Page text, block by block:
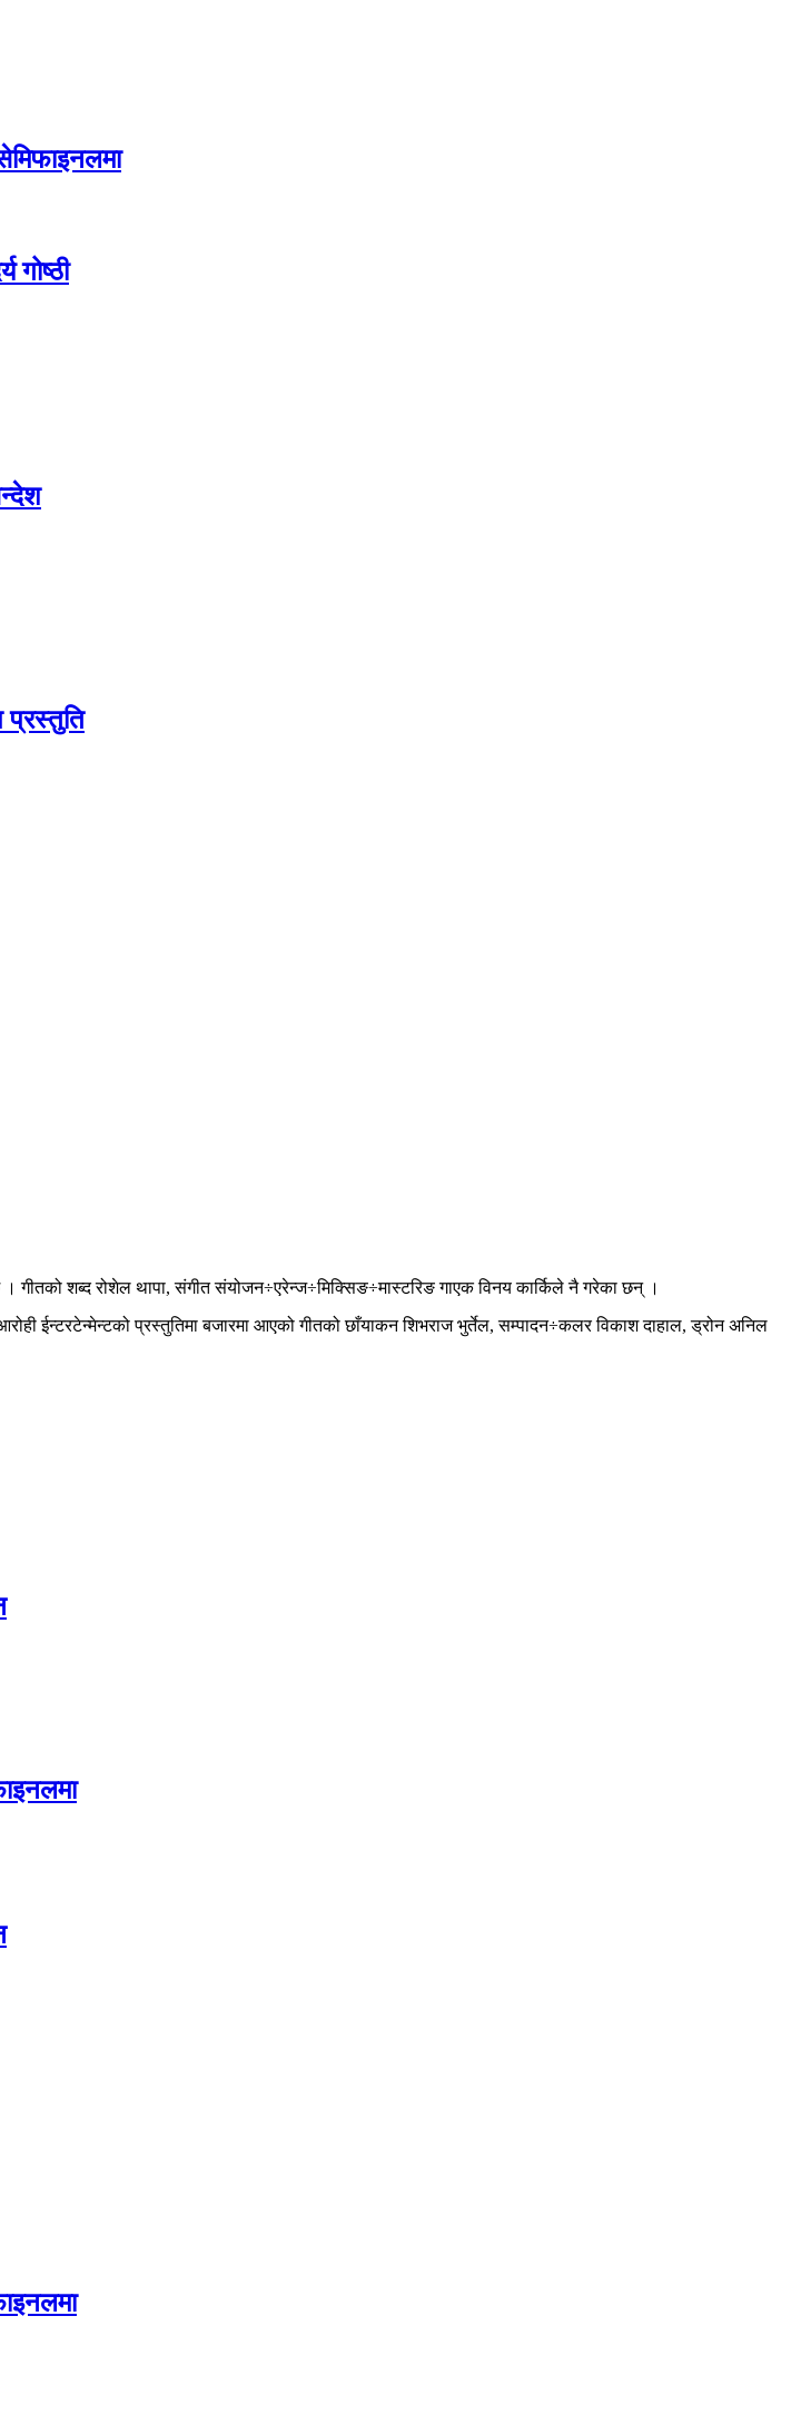
गोष्ठी
प्रस्तुति
गीतको शब्द रोशेल थापा, संगीत संयोजन÷एरेन्ज÷मिक्सिङ÷मास्टरिङ गाएक विनय कार्किले नै गरेका छन् ।
ईन्टरटेन्मेन्टको प्रस्तुतिमा बजारमा आएको गीतको छाँयाकन शिभराज भुर्तेल, सम्पादन÷कलर विकाश दाहाल, ड्रोन अनिल